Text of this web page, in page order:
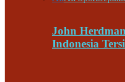
John
Indonesia